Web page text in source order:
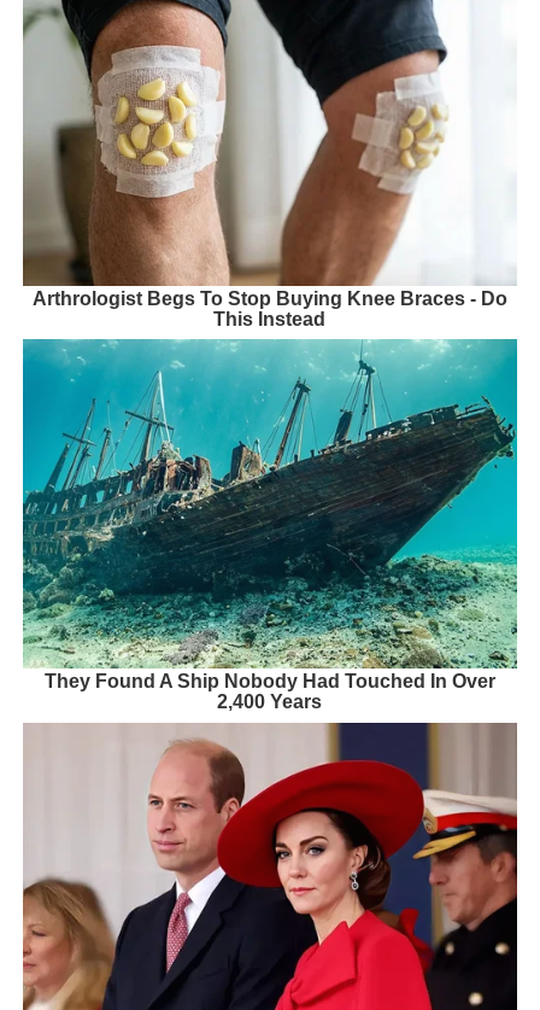
Arthrologist Begs To Stop Buying Knee Braces - Do
This Instead
They Found A Ship Nobody Had Touched In Over
2,400 Years